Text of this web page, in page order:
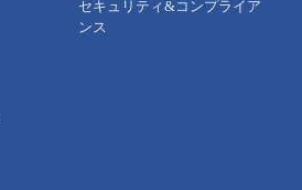
セキュリティ&コンプライア
ンス